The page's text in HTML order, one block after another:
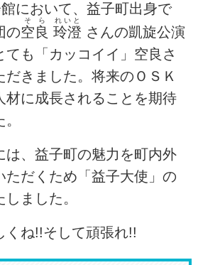
において、益子町出身で
の空良
そら
玲澄
れいと
さんの凱旋公演
ても「カッコイイ」空良さ
だきました。将来のＯＳＫ
材に成長されることを期待
は、益子町の魅力を町内外
ただくため「益子大使」の
ました。
くね!!そして頑張れ!!